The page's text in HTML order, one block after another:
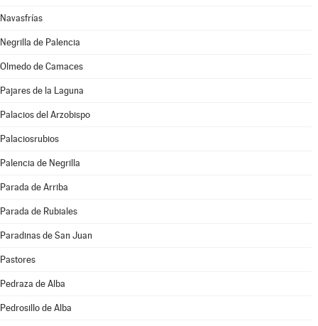
Navasfrías
Negrilla de Palencia
Olmedo de Camaces
Pajares de la Laguna
Palacios del Arzobispo
Palaciosrubios
Palencia de Negrilla
Parada de Arriba
Parada de Rubiales
Paradinas de San Juan
Pastores
Pedraza de Alba
Pedrosillo de Alba